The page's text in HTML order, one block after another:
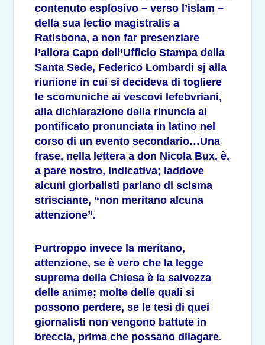
contenuto esplosivo – verso l’islam –
della sua lectio magistralis a
Ratisbona, a non far presenziare
l’allora Capo dell’Ufficio Stampa della
Santa Sede, Federico Lombardi sj alla
riunione in cui si decideva di togliere
le scomuniche ai vescovi lefebvriani,
alla dichiarazione della rinuncia al
pontificato pronunciata in latino nel
corso di un evento secondario…Una
frase, nella lettera a don Nicola Bux, è,
a pare nostro, indicativa; laddove
alcuni giorbalisti parlano di scisma
strisciante, “non meritano alcuna
attenzione”.
Purtroppo invece la meritano,
attenzione, se è vero che la legge
suprema della Chiesa è la salvezza
delle anime; molte delle quali si
possono perdere, se le tesi di quei
giornalisti non vengono battute in
breccia, prima che possano dilagare.